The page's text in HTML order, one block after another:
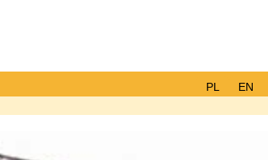
PL EN